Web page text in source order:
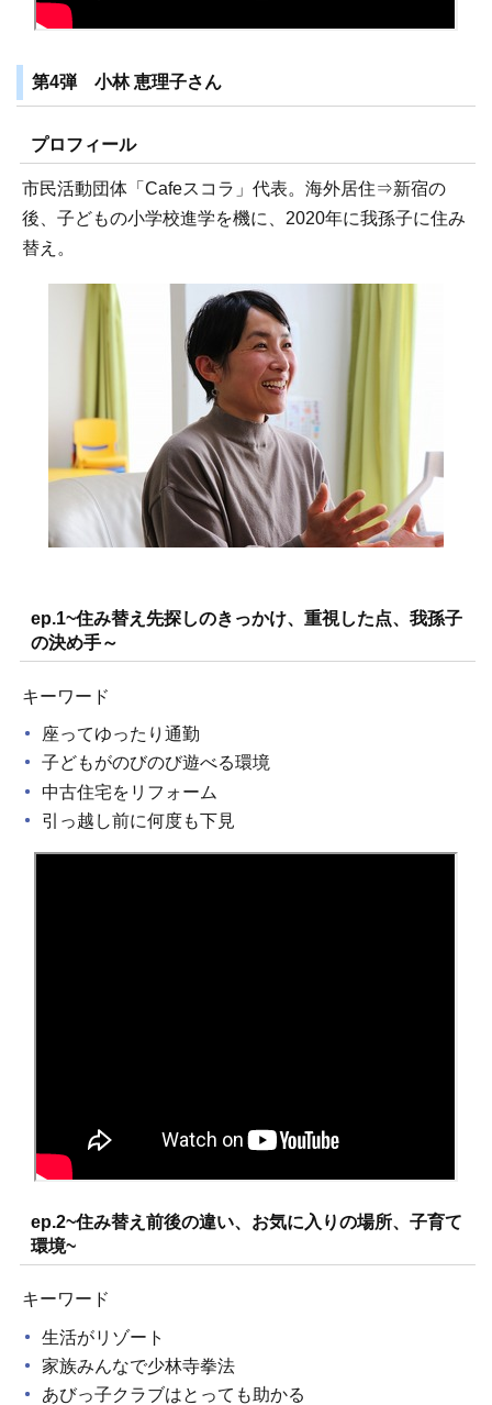
第4弾 小林 恵理子さん
プロフィール
市民活動団体「Cafeスコラ」代表。海外居住⇒新宿の
後、子どもの小学校進学を機に、2020年に我孫子に住み
替え。
ep.1~住み替え先探しのきっかけ、重視した点、我孫子
の決め手～
キーワード
座ってゆったり通勤
子どもがのびのび遊べる環境
中古住宅をリフォーム
引っ越し前に何度も下見
ep.2~住み替え前後の違い、お気に入りの場所、子育て
環境~
キーワード
生活がリゾート
家族みんなで少林寺拳法
あびっ子クラブはとっても助かる